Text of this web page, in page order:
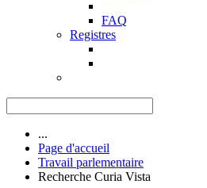
FAQ
Registres
...
Page d'accueil
Travail parlementaire
Recherche Curia Vista